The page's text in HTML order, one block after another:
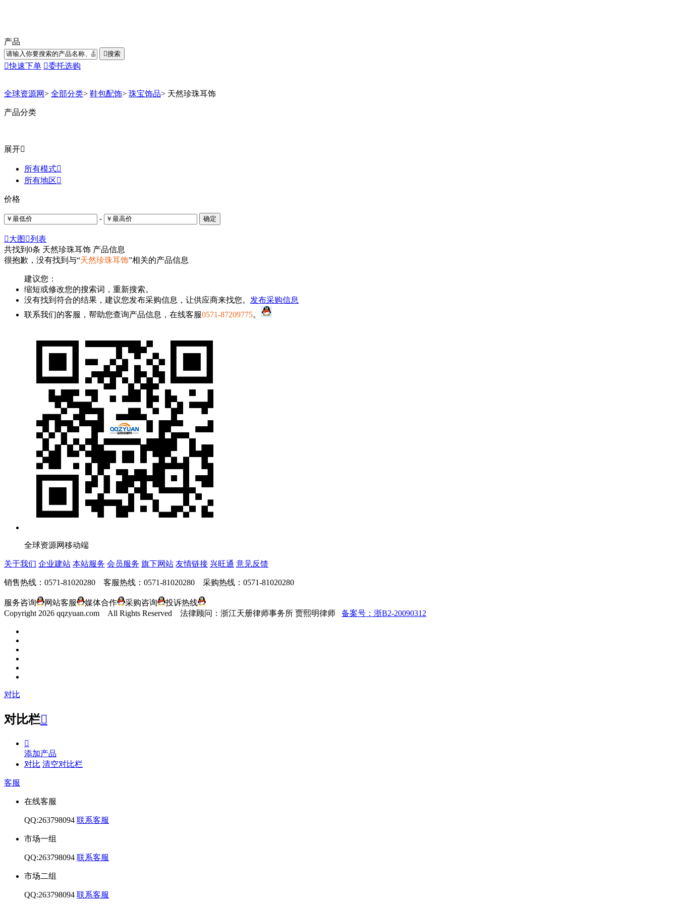
产品
搜索
快速下单 委托选购
全球资源网> 全部分类> 鞋包配饰> 珠宝饰品> 天然珍珠耳饰
产品分类
展开
所有模式
所有地区
价格
- 确定
大图 列表
共找到 0条 天然珍珠耳饰 产品信息
很抱歉，没有找到与“天然珍珠耳饰”相关的产品信息
建议您：
缩短或修改您的搜索词，重新搜索。
没有找到符合的结果，建议您发布采购信息，让供应商来找您。 发布采购信息
联系我们的客服，帮助您查询产品信息，在线客服0571-87209775。
全球资源网移动端
关于我们 企业建站 本站服务 会员服务 旗下网站 友情链接 兴旺通 意见反馈
销售热线：0571-81020280 客服热线：0571-81020280 采购热线：0571-81020280
服务咨询 网站客服 媒体合作 采购咨询
投诉热线
Copyright 2026 qqzyuan.com All Rights Reserved 法律顾问：浙江天册律师事务所 贾熙明律师 备案号：浙B2-20090312
对比
对比栏

添加产品
对比 清空对比栏
客服
在线客服
QQ:263798094 联系客服
市场一组
QQ:263798094 联系客服
市场二组
QQ:263798094 联系客服